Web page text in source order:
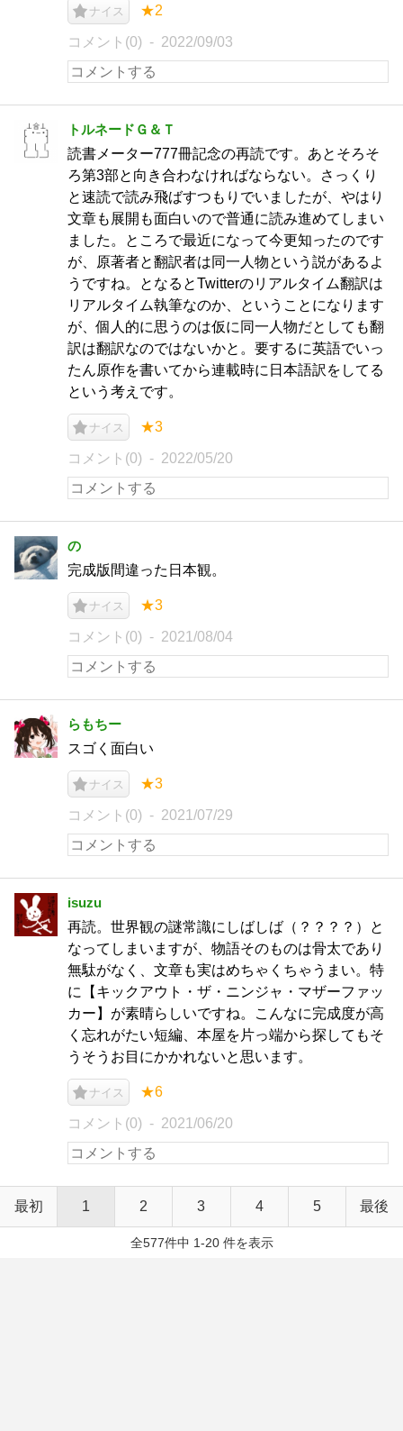
ナイス ★2
コメント(0) 2022/09/03
トルネードＧ＆Ｔ
読書メーター777冊記念の再読です。あとそろそ
ろ第3部と向き合わなければならない。さっくり
と速読で読み飛ばすつもりでいましたが、やはり
文章も展開も面白いので普通に読み進めてしまい
ました。ところで最近になって今更知ったのです
が、原著者と翻訳者は同一人物という説があるよ
うですね。となるとTwitterのリアルタイム翻訳は
リアルタイム執筆なのか、ということになります
が、個人的に思うのは仮に同一人物だとしても翻
訳は翻訳なのではないかと。要するに英語でいっ
たん原作を書いてから連載時に日本語訳をしてる
という考えです。
ナイス ★3
コメント(0) 2022/05/20
の
完成版間違った日本観。
ナイス ★3
コメント(0) 2021/08/04
らもちー
スゴく面白い
ナイス ★3
コメント(0) 2021/07/29
isuzu
再読。世界観の謎常識にしばしば（？？？？）と
なってしまいますが、物語そのものは骨太であり
無駄がなく、文章も実はめちゃくちゃうまい。特
に【キックアウト・ザ・ニンジャ・マザーファッ
カー】が素晴らしいですね。こんなに完成度が高
く忘れがたい短編、本屋を片っ端から探してもそ
うそうお目にかかれないと思います。
ナイス ★6
コメント(0) 2021/06/20
最初 1 2 3 4 5 最後
全577件中 1-20 件を表示